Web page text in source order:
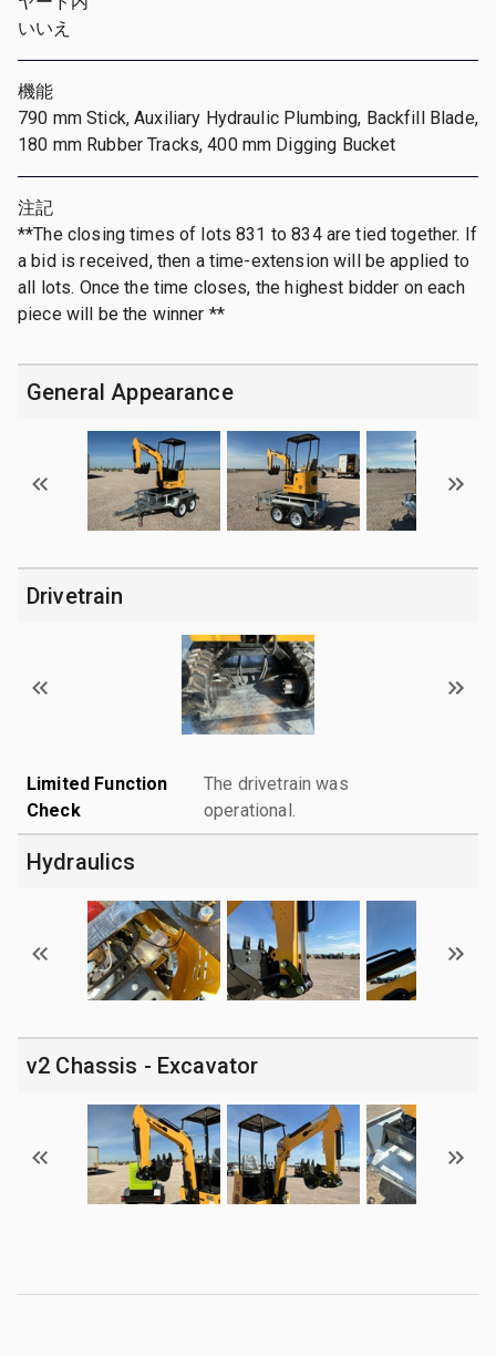
いいえ
機能
790 mm Stick, Auxiliary Hydraulic Plumbing, Backfill Blade,
180 mm Rubber Tracks, 400 mm Digging Bucket
注記
**The closing times of lots 831 to 834 are tied together. If
a bid is received, then a time-extension will be applied to
all lots. Once the time closes, the highest bidder on each
piece will be the winner **
General Appearance
Drivetrain
Limited Function
Check
The drivetrain was
operational.
Hydraulics
v2 Chassis - Excavator